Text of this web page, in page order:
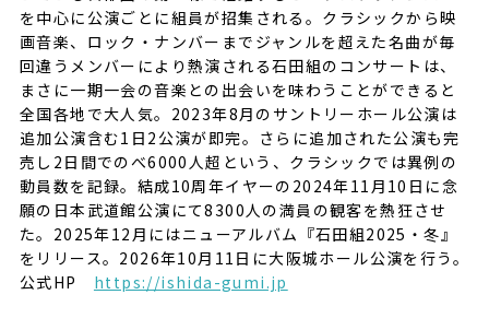
を中心に公演ごとに組員が招集される。クラシックから映
画⾳楽、ロック・ナンバーまでジャンルを超えた名曲が毎
回違うメンバーにより熱演される⽯⽥組のコンサートは、
まさに⼀期⼀会の⾳楽との出会いを味わうことができると
全国各地で⼤⼈気。2023年8⽉のサントリーホール公演は
追加公演含む1⽇2公演が即完。さらに追加された公演も完
売し2⽇間でのべ6000⼈超という、クラシックでは異例の
動員数を記録。結成10周年イヤーの2024年11⽉10⽇に念
願の⽇本武道館公演にて8300⼈の満員の観客を熱狂させ
た。2025年12月にはニューアルバム『石田組2025・冬』
をリリース。2026年10月11日に大阪城ホール公演を行う。
公式HP https://ishida-gumi.jp